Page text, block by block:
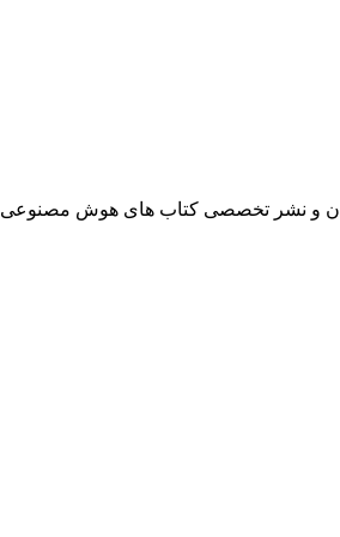
و نشر تخصصی کتاب های هوش مصنوعی